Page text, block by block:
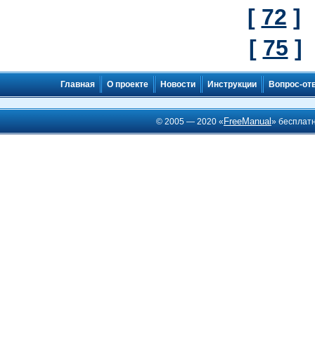
[ 72 ]
[ 75 ]
Главная О проекте Новости Инструкции Вопрос-
© 2005 — 2020 « FreeManual»